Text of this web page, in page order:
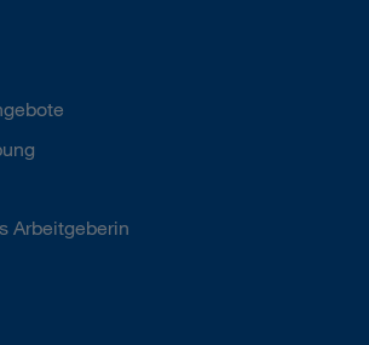
Arbeitgeberin